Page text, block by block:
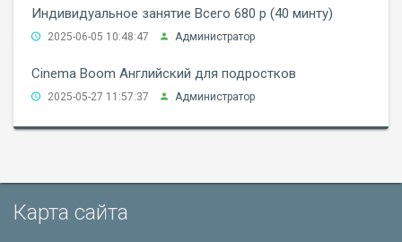
Индивидуальное занятие Всего 680 р (40 минту)
2025-06-05 10:48:47 Администратор
Cinema Boom Английский для подростков
2025-05-27 11:57:37 Администратор
Карта сайта